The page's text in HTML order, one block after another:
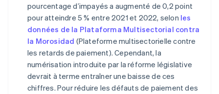
pourcentage d’impayés a augmenté de 0,2 point
pour atteindre 5 % entre 2021 et 2022, selon les
données de la Plataforma Multisectorial contra
la Morosidad (Plateforme multisectorielle contre
les retards de paiement). Cependant, la
numérisation introduite par la réforme législative
devrait à terme entraîner une baisse de ces
chiffres. Pour réduire les défauts de paiement des